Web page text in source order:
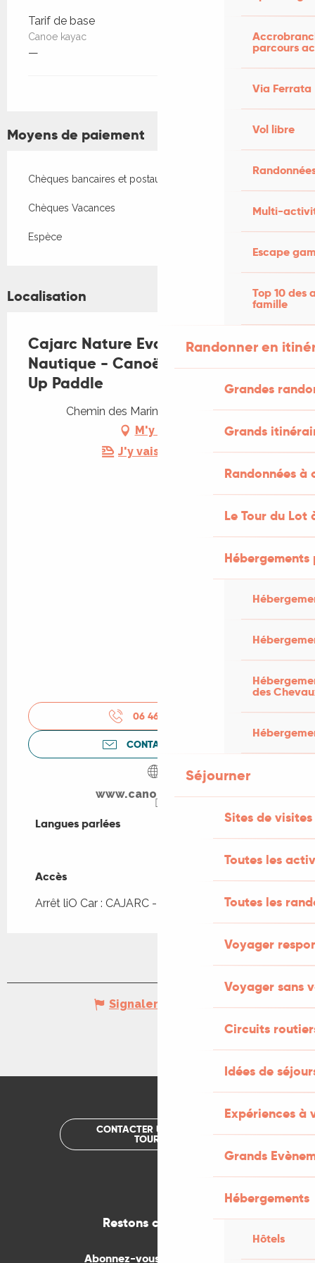
parcours
Via Ferrata
Vol libre
Multi-
Escape
Top 10 des
famille
Randonner en
Grandes
Grands
Randonnées
Le Tour du Lot
des
Séjourner
Sites de visites
Toutes les
Toutes les
Voyager
Voyager sans
Circuits
Idées de
Expériences à
Grands
Hébergements
Hôtels
Tarif de base
Canoe kayac
—
Moyens de paiement
Chèques bancaires et postaux
Chèques Vacances
Espèce
Localisation
Cajarc Nature Evasion Base
Nautique - Canoë kayac et Stand-
Up Paddle
Chemin des Mariniers, 46160 Cajarc
M'y rendre
J'y vais en train !
06 46 86 08
CONTACTEZ-NOUS
www.canoe-cajarc.fr
Langues parlées
Langues parlées
Accès
Accès
Arrêt liO Car : CAJARC - Stade à 532m
Signaler une erreur
CONTACTER UN OFFICE DE
TOURISME
Restons connectés
Abonnez-vous gratuitement